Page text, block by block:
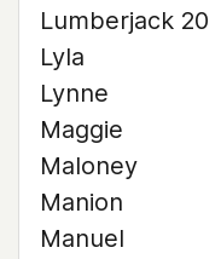
Lumberjack 20
Lyla
Lynne
Maggie
Maloney
Manion
Manuel